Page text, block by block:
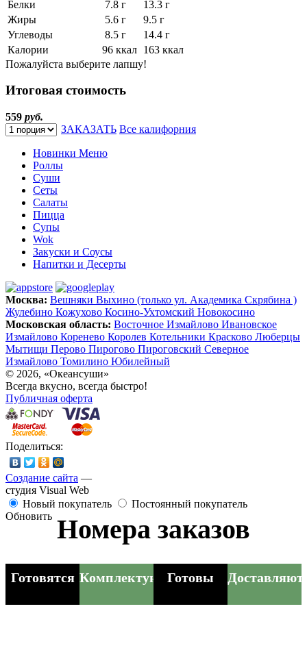
Белки
7.8 г
13.3 г
Жиры
5.6 г
9.5 г
Углеводы
8.5 г
14.4 г
Калории
96 ккал 163 ккал
Пожалуйста выберите лапшу!
Итоговая стоимость
559 руб.
ЗАКАЗАТЬ Все калифорния
Новинки Меню
Роллы
Суши
Сеты
Салаты
Пицца
Супы
Wok
Закуски и Соусы
Напитки и Десерты
Москва: Вешняки Выхино (только ул. Академика Скрябина )
Жулебино Кожухово Косино-Ухтомский Новокосино
Московская область: Восточное Измайлово Ивановское
Измайлово Коренево Королев Котельники Красково Люберцы
Мытищи Перово Пирогово Пироговский Северное
Измайлово Томилино Юбилейный
© 2026, «Океансуши»
Всегда вкусно, всегда быстро!
Публичная оферта
Поделиться:
Создание сайта —
студия Visual Web
Новый покупатель
Постоянный покупатель
Обновить Номера заказов
Готовятся КомплектуютсяГотовы